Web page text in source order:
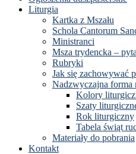
Liturgia
Kartka z Mszału
Schola Cantorum
Ministranci
Msza trydencka –
Rubryki
Jak się zachowywać
Nadzwyczajna forma
Kolory
Szaty
Rok liturgiczny
Tabela świąt
Materiały do pobrania
Kontakt